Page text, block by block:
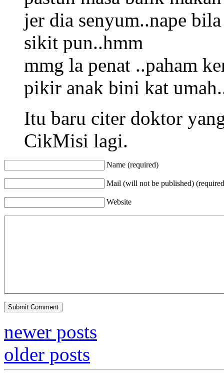
jer dia senyum..nape
sikit pun..hmm
mmg la penat ..paham
pikir anak bini kat
Itu baru citer doktor
CikMisi lagi.
Name (required)
Mail (will not be published)
Website
newer posts
older posts